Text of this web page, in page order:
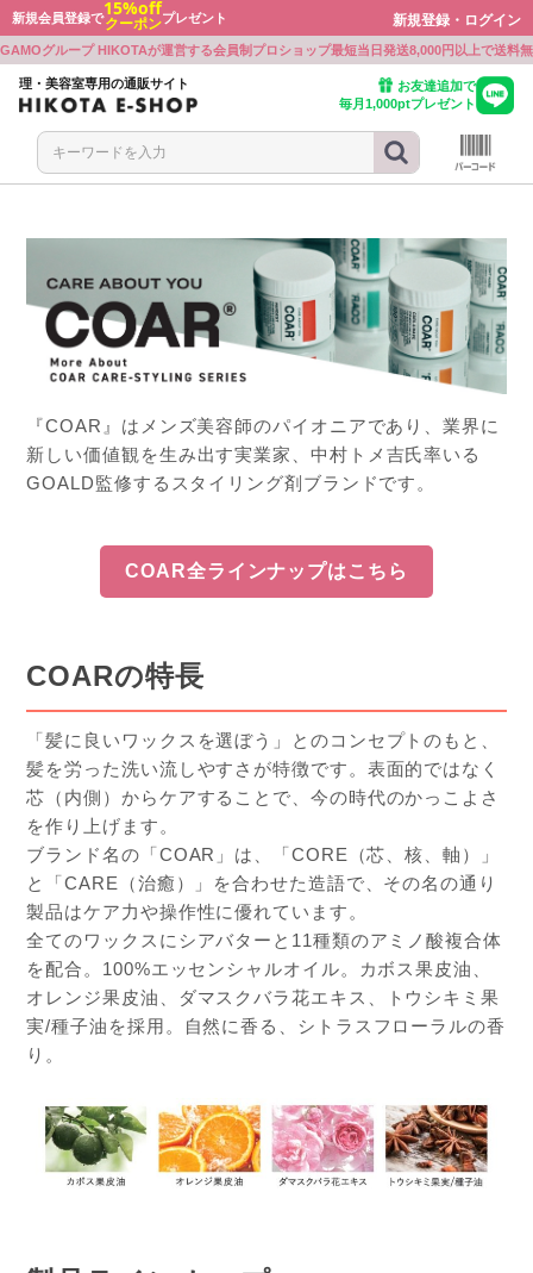
新規会員登録で15%off
クーポンプレゼント 新規登録・ログイン
GAMOグループ HIKOTAが運営する会員制プロショップ最短当日発送8,000円以上で送料
理・美容室専用の通販サイト
お友達追加で
毎月1,000ptプレゼント
『COAR』はメンズ美容師のパイオニアであり、業界に
新しい価値観を生み出す実業家、中村トメ吉氏率いる
GOALD監修するスタイリング剤ブランドです。
COAR全ラインナップはこちら
COARの特長
「髪に良いワックスを選ぼう」とのコンセプトのもと、
髪を労った洗い流しやすさが特徴です。表面的ではなく
芯（内側）からケアすることで、今の時代のかっこよさ
を作り上げます。
ブランド名の「COAR 」は、「CORE （芯、核、軸）」
と「CARE
（治癒）」を合わせた造語で、その名の通り
製品はケア力や操作性に優れています。
全てのワックスにシアバターと 11種類のアミノ酸複合体
を配合。 100%エッセンシャルオイル。カボス果皮油、
オレンジ果皮油、ダマスクバラ花エキス、トウシキミ果
実/種子油を採用。自然に香る、シトラスフローラルの香
り。